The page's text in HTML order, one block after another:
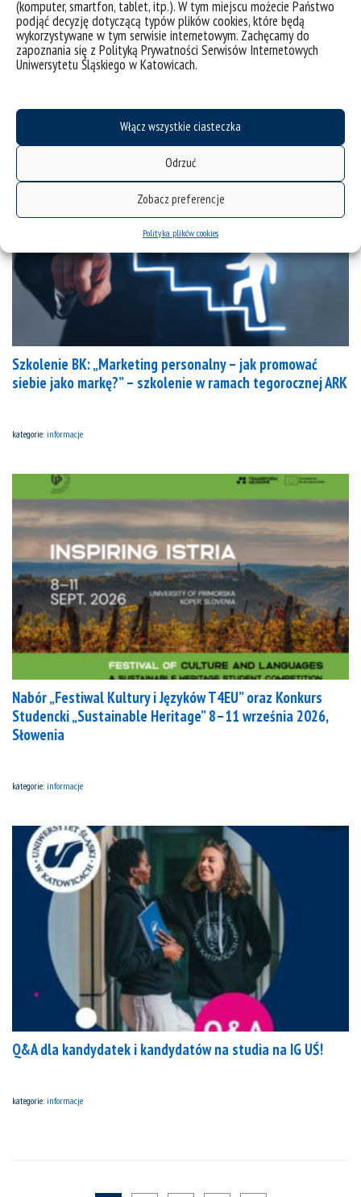
(komputer, smartfon, tablet, itp.). W tym miejscu możecie Państwo
podjąć decyzję dotyczącą typów plików cookies, które będą
wykorzystywane w tym serwisie internetowym. Zachęcamy do
zapoznania się z Polityką Prywatności Serwisów Internetowych
Uniwersytetu Śląskiego w Katowicach.
Włącz wszystkie ciasteczka
Odrzuć
Zobacz preferencje
Polityka plików cookies
Szkolenie BK: „Wystąpienia publiczne” – szkolenie w
ramach ARK
Szkolenie BK: „Marketing personalny – jak promować
siebie jako markę?” – szkolenie w ramach tegorocznej ARK
kategorie: informacje
Nabór „Festiwal Kultury i Języków T4EU” oraz Konkurs
Studencki „Sustainable Heritage” 8–11 września 2026,
Słowenia
kategorie: informacje
Q&A dla kandydatek i kandydatów na studia na IG UŚ!
kategorie: informacje